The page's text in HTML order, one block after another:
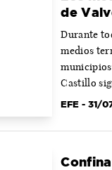
de
Durante
medios
Castillo
EFE- 31/